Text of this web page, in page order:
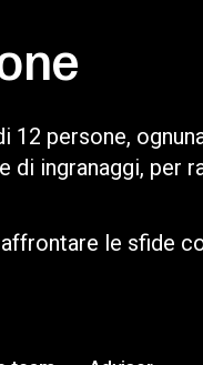
12 persone,
di ingranaggi, per
le sfide